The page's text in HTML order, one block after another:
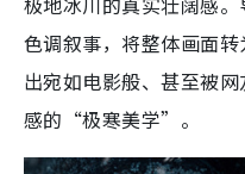
色调叙事，将整体画面
出宛如电影般、甚至被
感的“极寒美学”。